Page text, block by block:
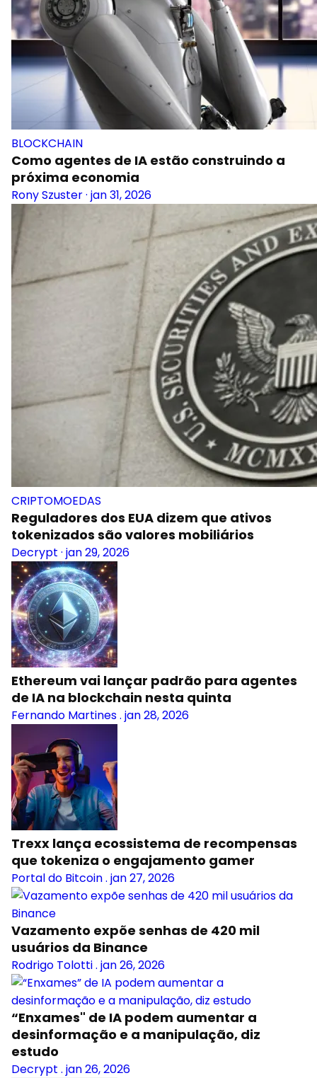
BLOCKCHAIN
Como agentes de IA estão construindo a
próxima economia
Rony Szuster· jan 31, 2026
CRIPTOMOEDAS
Reguladores dos EUA dizem que ativos
tokenizados são valores mobiliários
Decrypt · jan 29, 2026
Ethereum vai lançar padrão para agentes
de IA na blockchain nesta quinta
Fernando Martines. jan 28, 2026
Trexx lança ecossistema de recompensas
que tokeniza o engajamento gamer
Portal do Bitcoin. jan 27, 2026
Vazamento expõe senhas de 420 mil
usuários da Binance
Rodrigo Tolotti. jan 26, 2026
“Enxames" de IA podem aumentar a
desinformação e a manipulação, diz
estudo
Decrypt . jan 26, 2026